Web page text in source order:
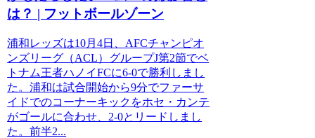
は？ | フットボールゾーン
浦和レッズは10月4日、AFCチャンピオ
ンズリーグ（ACL）グループJ第2節でベ
トナム王者ハノイFCに6-0で勝利しまし
た。浦和は試合開始から9分でファーサ
イドでのコーナーキックをホセ・カンテ
がゴールに合わせ、2-0とリードしまし
た。前半2...